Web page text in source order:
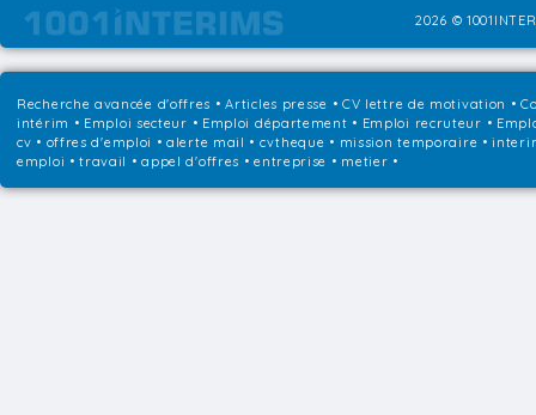
2026 ©
Recherche avancée d'offres •Articles presse • CV lettre de motivation •
intérim • Emploi secteur • Emploi département • Emploi recruteur •
cv • offres d'emploi • alerte mail • cvtheque • mission temporaire •
emploi • travail • appel d'offres • entreprise • metier •